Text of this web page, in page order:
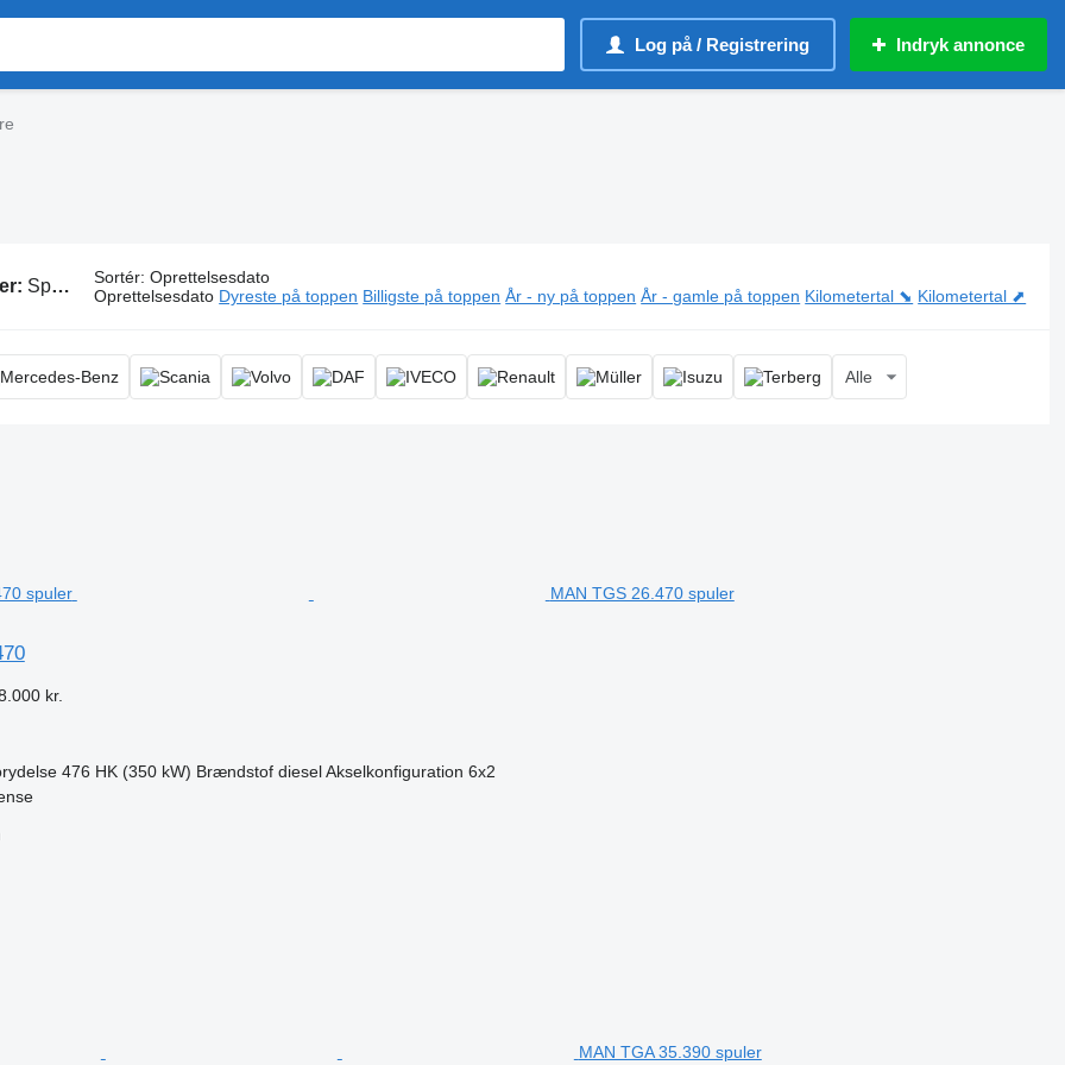
Log på / Registrering Indryk annonce
Spulere Sortér: Oprettelsesdato
Oprettelsesdato Dyreste på toppen Billigste på toppen År - ny på toppen År - gamle på toppen Kilometertal ⬊ Kilometertal ⬈
Alle
MAN TGS 26.470 spuler
kr.
476 HK (350 kW) Brændstof diesel Akselkonfiguration 6x2
MAN TGA 35.390 spuler